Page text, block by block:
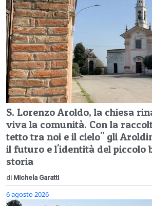
S. Lorenzo Aroldo, la chiesa
viva la comunità. Con la
tetto tra noi e il cielo" gli
il futuro e l'identità del piccolo
storia
di Michela Garatti
6 agosto 2026